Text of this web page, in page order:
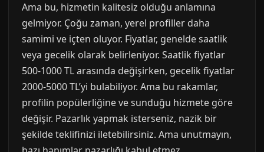
Ama bu, hizmetin kalitesiz olduğu anlamına
gelmiyor. Çoğu zaman, yerel profiller daha
samimi ve içten oluyor. Fiyatlar, genelde saatlik
veya gecelik olarak belirleniyor. Saatlik fiyatlar
500-1000 TL arasında değişirken, gecelik fiyatlar
2000-5000 TL’yi bulabiliyor. Ama bu rakamlar,
profilin popülerliğine ve sunduğu hizmete göre
değişir. Pazarlık yapmak isterseniz, nazik bir
şekilde teklifinizi iletebilirsiniz. Ama unutmayın,